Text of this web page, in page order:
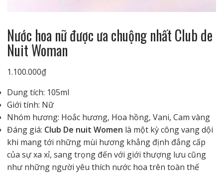
Nước hoa nữ được ưa chuộng nhất Club de
Nuit Woman
1.100.000₫
Dung tích: 105ml
Giới tính: Nữ
Nhóm hương: Hoắc hương, Hoa hồng, Vani, Cam vàng
Đáng giá: Club De nuit Women là một kỳ công vang dội
khi mang tới những mùi hương khẳng định đẳng cấp
của sự xa xỉ, sang trọng đến với giới thượng lưu cũng
như những người yêu thích nước hoa trên toàn thế